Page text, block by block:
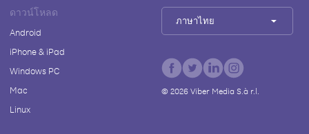
ดาวน์โหลด
Android
iPhone & iPad
Windows PC
Mac
Linux
ภาษาไทย
© 2026Viber Media S.à r.l.